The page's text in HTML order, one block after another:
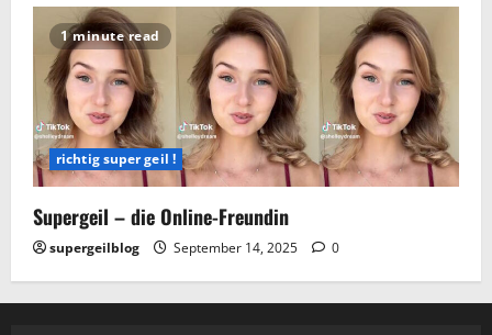
1 minute read
richtig super geil !
Supergeil – die Online-Freundin
supergeilblog September 14, 2025 0